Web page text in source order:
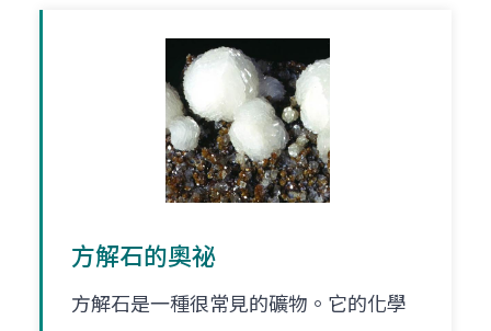
方解石的奧祕
方解石是一種很常見的礦物。它的化學